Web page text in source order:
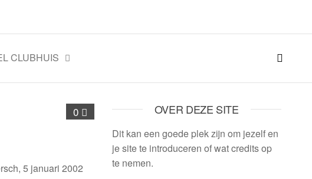
CLUBHUIS
0
5 januari 2002
OVER DEZE SITE
Dit kan een goede plek zijn om jezelf en
je site te introduceren of wat credits op
te nemen.